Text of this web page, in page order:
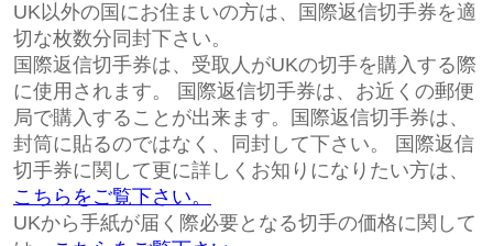
UK以外の国にお住まいの方は、国際返信切手券を適
切な枚数分同封下さい。
国際返信切手券は、受取人がUKの切手を購入する際
に使用されます。 国際返信切手券は、お近くの郵便
局で購入することが出来ます。国際返信切手券は、
封筒に貼るのではなく、同封して下さい。 国際返信
切手券に関して更に詳しくお知りになりたい方は、
こちらをご覧下さい。
UKから手紙が届く際必要となる切手の価格に関して